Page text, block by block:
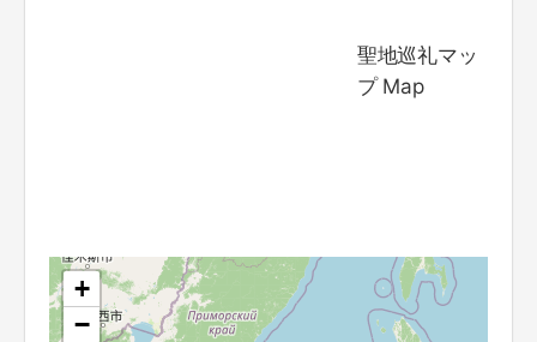
聖地巡礼マッ
プ Map
+
−